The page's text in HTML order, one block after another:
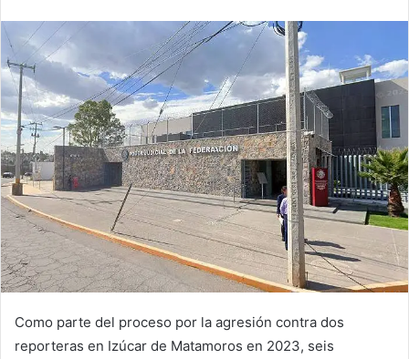
Como parte del proceso por la agresión contra dos
reporteras en Izúcar de Matamoros en 2023, seis